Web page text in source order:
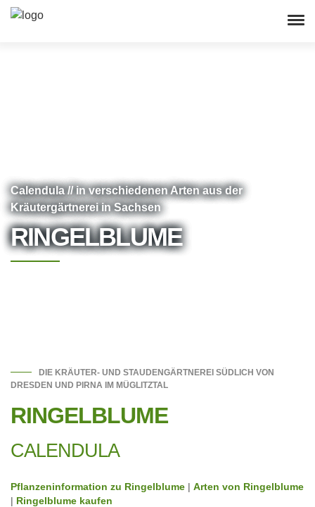
Calendula // in verschiedenen Arten aus der
Kräutergärtnerei in Sachsen
RINGELBLUME
DIE KRÄUTER- UND STAUDENGÄRTNEREI SÜDLICH VON
DRESDEN UND PIRNA IM MÜGLITZTAL
RINGELBLUME
CALENDULA
Pflanzeninformation zu Ringelblume
Arten von Ringelblume
Ringelblume kaufen